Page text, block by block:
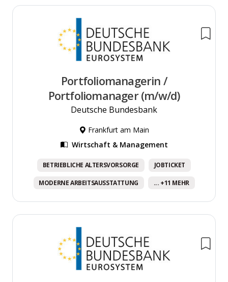
Portfoliomanagerin /
Portfoliomanager (m/w/d)
Deutsche Bundesbank
Frankfurt am Main
Wirtschaft & Management
BETRIEBLICHE ALTERSVORSORGE JOBTICKET
MODERNE ARBEITSAUSSTATTUNG ... +11 MEHR